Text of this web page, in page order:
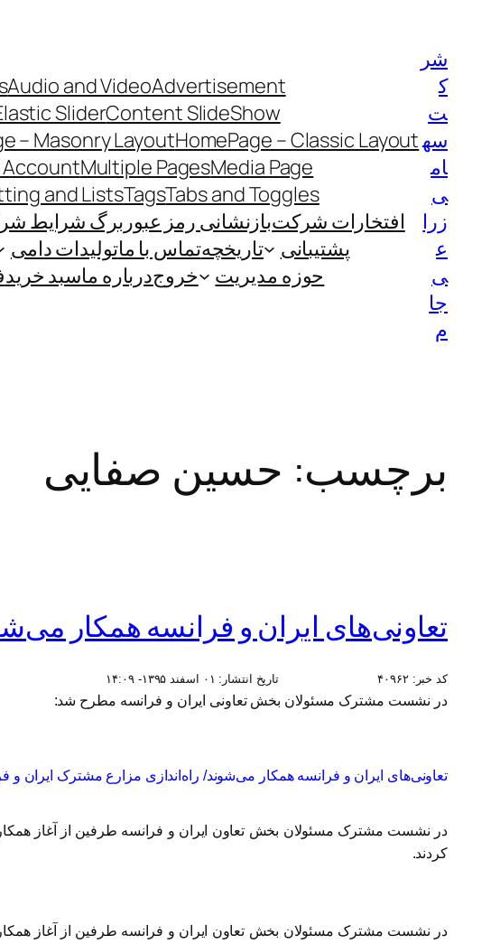
شر
ک
ت
سه
ام
ی
زرا
ع
ی
جا
م
Advertisement
Audio and Video
Content SlideShow
Slider
HomePage – Classic Layout
– Masonry Layout
Media Page
Multiple Pages
Account
Tabs and Toggles
Tags
and Lists
افتخارات شرکتبازنشانی رمز عبور برگ شرایط
پشتیبانی
تاریخچهتماس با ماتولیدات دامی
حوزه مدیریت
خروجدرباره ماسبد خرید
برچسب: حسین صفایی
تعاونی‌های ایران و فرانسه همکار
کد خبر:۴۰۹۶۲ تاریخ انتشار: ۰۱ اسفند ۱۳۹۵- ۱۴:۰۹
در نشست مشترک مسئولان بخش تعاونی ایران و فرانسه مطرح شد:
تعاونی‌های ایران و فرانسه همکار می‌شوند/ راه‌اندازی مزارع مشترک ایران و
در نشست مشترک مسئولان بخش تعاون ایران و فرانسه طرفین از آغاز
کردند.
در نشست مشترک مسئولان بخش تعاون ایران و فرانسه طرفین از آغاز